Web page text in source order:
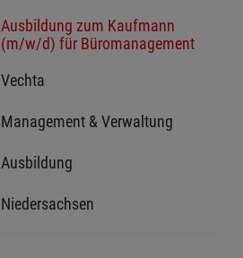
Ausbildung zum Kaufmann
(m/w/d) für Büromanagement
Vechta
Management & Verwaltung
Ausbildung
Niedersachsen